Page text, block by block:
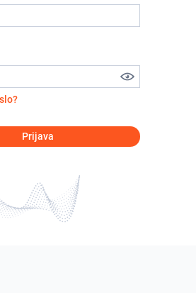
Prijava